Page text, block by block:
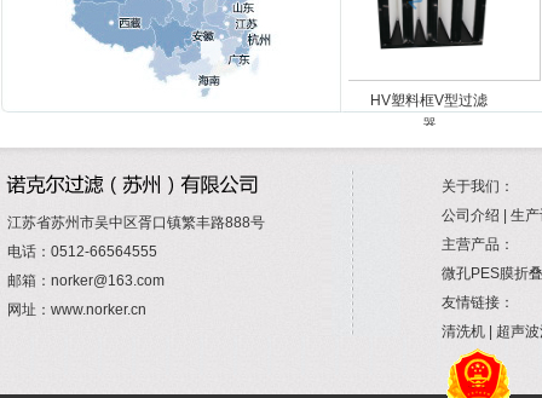
HW耐高温高效过
HV塑料框V型过滤
江苏省苏州市吴中区胥口镇繁丰路888号
电话：0512-66564555
邮箱：norker@163.com
网址：www.norker.cn
关于我们：
公司介绍 | 生
主营产品：
微孔PES膜折
友情链接：
清洗机 | 超声